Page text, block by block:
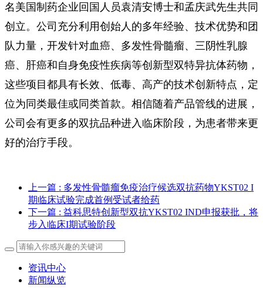
名美国制药企业回国人员袁清安博士和孟庆武先生共同
创立。公司充分利用创始人的多年经验、技术优势和团
队力量，开发针对血癌、多发性骨髓瘤、三阴性乳腺
癌、肝癌和自身免疫性疾病等创新型双特异抗体药物，
这些项目都具有长效、低毒、高产的技术创新特点，定
位为同类最佳或同类首款。相信随着产品管线的进展，
公司会有更多的双抗品种进入临床阶段，为患者带来更
好的治疗手段。
上一篇 : 多发性骨髓瘤免疫治疗候选双抗药物YKST02 I
期临床试验完成首例受试者给药
下一篇 : 益科思特创新型双抗YKST02 IND申报获批，将
步入临床I期试验阶段
资讯中心
新闻纵览